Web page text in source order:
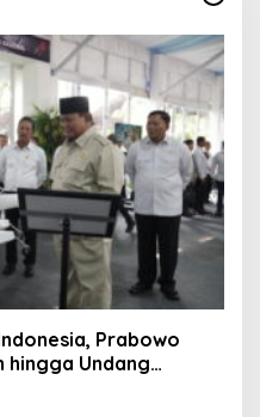
Prabowo
hingga Undang